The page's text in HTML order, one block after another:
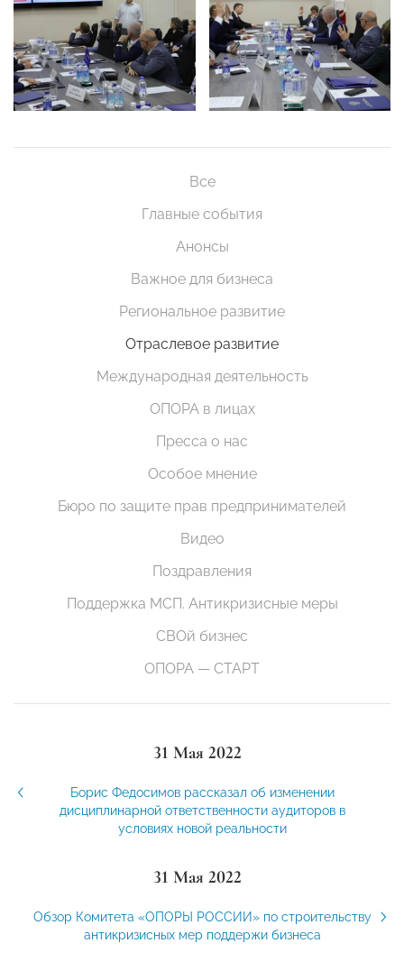
Все
Главные события
Анонсы
Важное для бизнеса
Региональное развитие
Отраслевое развитие
Международная деятельность
ОПОРА в лицах
Пресса о нас
Особое мнение
Бюро по защите прав предпринимателей
Видео
Поздравления
Поддержка МСП. Антикризисные меры
СВОй бизнес
ОПОРА — СТАРТ
31 Мая 2022
Борис Федосимов рассказал об изменении
дисциплинарной ответственности аудиторов в
условиях новой реальности
31 Мая 2022
Обзор Комитета «ОПОРЫ РОССИИ» по строительству
антикризисных мер поддержи бизнеса